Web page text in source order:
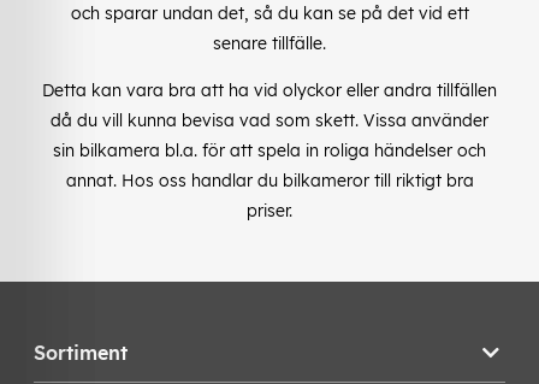
och sparar undan det, så du kan se på det vid ett
senare tillfälle.
Detta kan vara bra att ha vid olyckor eller andra tillfällen
då du vill kunna bevisa vad som skett. Vissa använder
sin bilkamera bl.a. för att spela in roliga händelser och
annat. Hos oss handlar du bilkameror till riktigt bra
priser.
Sortiment